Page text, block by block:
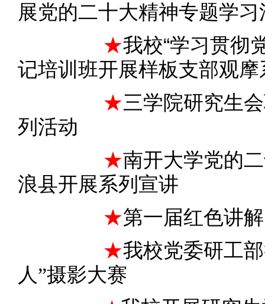
展党的二十大精神专题学习
★我校“学习贯彻
记培训班开展样板支部观
★三学院研究生
列活动
★南开大学党的
浪县开展系列宣讲
★第一届红色讲
★我校党委研工
人”摄影大赛